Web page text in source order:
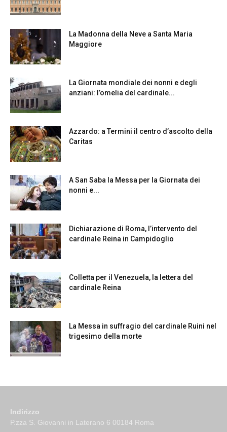
La Madonna della Neve a Santa Maria
Maggiore
La Giornata mondiale dei nonni e degli
anziani: l’omelia del cardinale...
Azzardo: a Termini il centro d’ascolto della
Caritas
A San Saba la Messa per la Giornata dei
nonni e...
Dichiarazione di Roma, l’intervento del
cardinale Reina in Campidoglio
Colletta per il Venezuela, la lettera del
cardinale Reina
La Messa in suffragio del cardinale Ruini nel
trigesimo della morte
Indirizzo
P.zza S. Giovanni in Laterano 6 00184 Roma